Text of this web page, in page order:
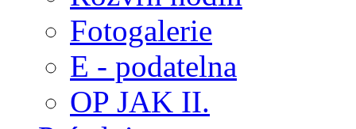
Fotogalerie
E - podatelna
OP JAK II.